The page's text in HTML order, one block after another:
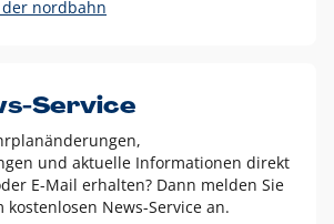
dürfen nur in Ausnahmefällen
zum Beispiel:
auf Fotohintergründen,
für reine Schwarz-Weiß-Umsetzungen
der nordbahn
Service
und aktuelle Informationen direkt
E-Mail erhalten? Dann melden Sie
News-Service an.